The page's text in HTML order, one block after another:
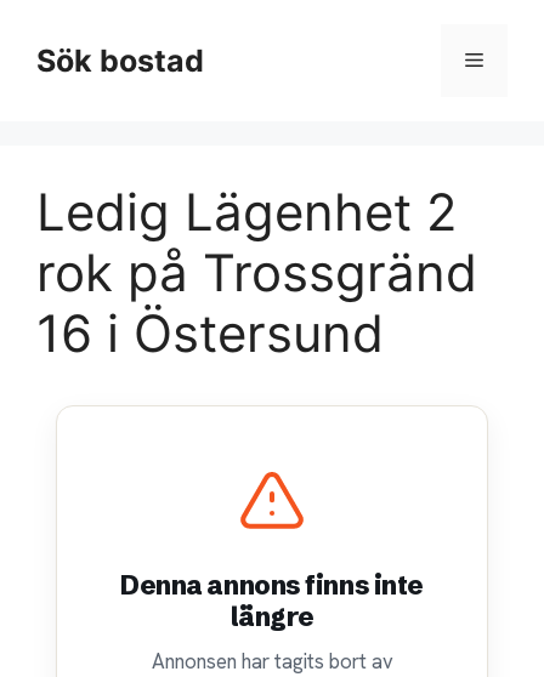
innehållSök bostad Meny
Ledig Lägenhet 2
rok på Trossgränd
16 i Östersund
Denna annons finns inte
längre
Annonsen har tagits bort av